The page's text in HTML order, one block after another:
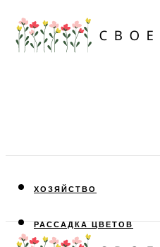
ХОЗЯЙСТВО
РАССАДКА ЦВЕТОВ